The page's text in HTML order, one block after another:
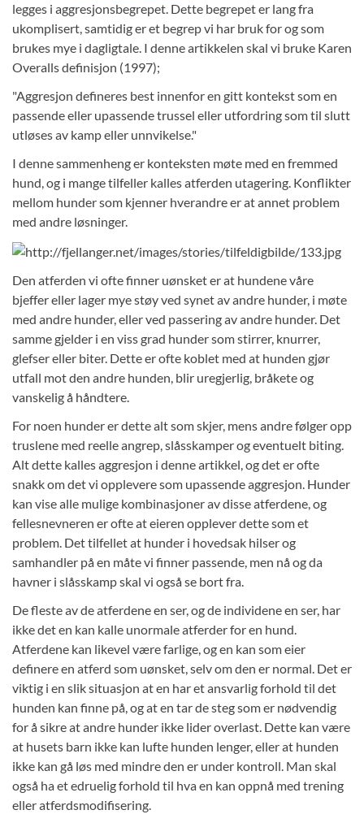
MIN SIDE
KONTAKT
LES & LÆR
legges i aggresjonsbegrepet. Dette begrepet er lang fra
ukomplisert, samtidig er et begrep vi har bruk for og som
brukes mye i dagligtale. I denne artikkelen skal vi bruke Karen
Overalls definisjon (1997);
"Aggresjon defineres best innenfor en gitt kontekst som en
passende eller upassende trussel eller utfordring som til slutt
utløses av kamp eller unnvikelse."
I denne sammenheng er konteksten møte med en fremmed
hund, og i mange tilfeller kalles atferden utagering. Konflikter
mellom hunder som kjenner hverandre er at annet problem
med andre løsninger.
Den atferden vi ofte finner uønsket er at hundene våre
bjeffer eller lager mye støy ved synet av andre hunder, i møte
med andre hunder, eller ved passering av andre hunder. Det
samme gjelder i en viss grad hunder som stirrer, knurrer,
glefser eller biter. Dette er ofte koblet med at hunden gjør
utfall mot den andre hunden, blir uregjerlig, bråkete og
vanskelig å håndtere.
For noen hunder er dette alt som skjer, mens andre følger opp
truslene med reelle angrep, slåsskamper og eventuelt biting.
Alt dette kalles aggresjon i denne artikkel, og det er ofte
snakk om det vi opplevere som upassende aggresjon. Hunder
kan vise alle mulige kombinasjoner av disse atferdene, og
fellesnevneren er ofte at eieren opplever dette som et
problem. Det tilfellet at hunder i hovedsak hilser og
samhandler på en måte vi finner passende, men nå og da
havner i slåsskamp skal vi også se bort fra.
De fleste av de atferdene en ser, og de individene en ser, har
ikke det en kan kalle unormale atferder for en hund.
Atferdene kan likevel være farlige, og en kan som eier
definere en atferd som uønsket, selv om den er normal. Det er
viktig i en slik situasjon at en har et ansvarlig forhold til det
hunden kan finne på, og at en tar de steg som er nødvendig
for å sikre at andre hunder ikke lider overlast. Dette kan være
at husets barn ikke kan lufte hunden lenger, eller at hunden
ikke kan gå løs med mindre den er under kontroll. Man skal
også ha et edruelig forhold til hva en kan oppnå med trening
eller atferdsmodifisering.